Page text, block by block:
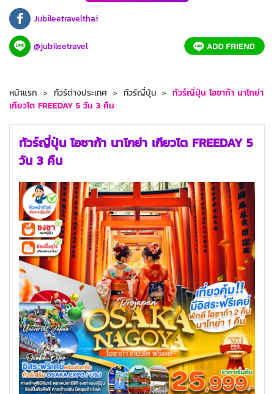
Jubileetravelthai
@jubileetravel
หน้าแรก ทัวร์ต่างประเทศ ทัวร์ญี่ปุ่น
ทัวร์ญี่ปุ่น โอซาก้า นาโกย่า
เกียวโต FREEDAY 5 วัน 3 คืน
ทัวร์ญี่ปุ่น โอซาก้า นาโกย่า เกียวโต FREEDAY 5
วัน 3 คืน